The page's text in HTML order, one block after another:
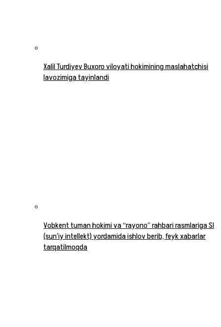
Xalil Turdiyev Buxoro viloyati hokimining maslahatchisi
lavozimiga tayinlandi
Vobkent tuman hokimi va “rayono” rahbari rasmlariga SI
(sun‘iy intellekt) yordamida ishlov berib, feyk xabarlar
tarqatilmoqda